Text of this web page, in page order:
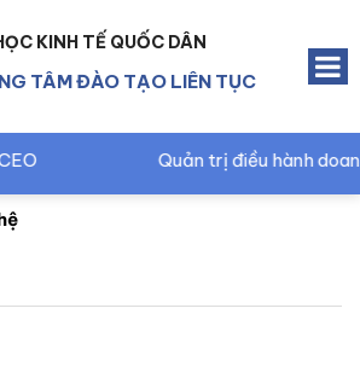
KINH TẾ QUỐC DÂN
TÂM ĐÀO TẠO LIÊN TỤC
Quản trị điều hành doanh